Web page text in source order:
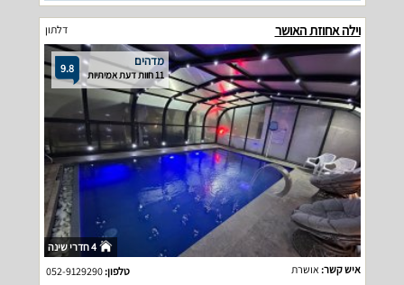
וילה אחוזת האושר דלתון
9.8 מדהים
11 חוות דעת אמיתיות
4 חדרי שינה
איש קשר: אושרת טלפון:052-9129290